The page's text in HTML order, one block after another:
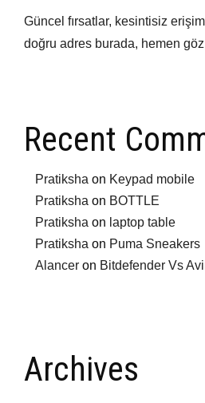
Güncel fırsatlar, kesintisiz
doğru adres burada, hemen göz
Recent
Pratiksha on Keypad mobile
Pratiksha on BOTTLE
Pratiksha on laptop table
Pratiksha on Puma Sneakers
Alancer on Bitdefender Vs
Archives